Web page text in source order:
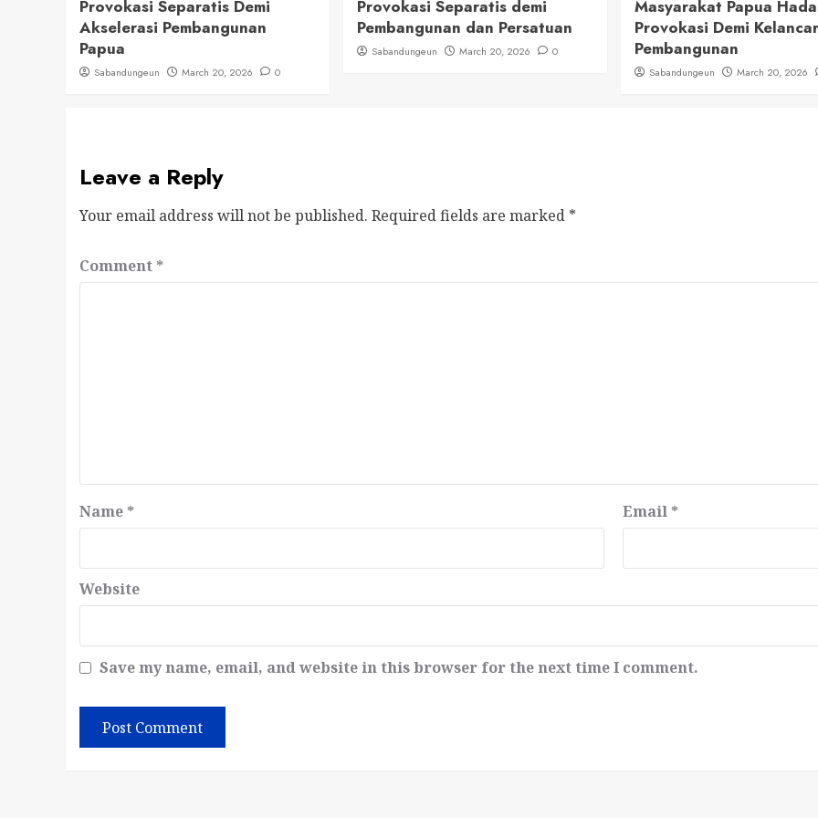
Provokasi Separatis Demi
Akselerasi Pembangunan
Papua
Sabandungeun March 20, 2026 0
Provokasi Separatis demi
Pembangunan dan Persatuan
Sabandungeun March 20, 2026 0
Masyarakat Papua
Provokasi Demi
Pembangunan
Sabandungeun March 20, 2026
Leave a Reply
Your email address will not be published. Required fields are marked *
Comment *
Name * Email *
Website
Save my name, email, and website in this browser for the next time I comment.